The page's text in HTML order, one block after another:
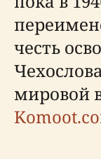
честь
мировой